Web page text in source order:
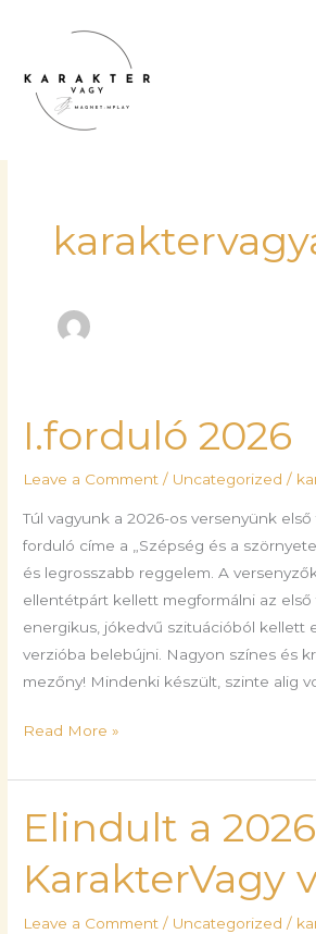
I.forduló 2026
Leave a Comment / Uncategorized /
Túl vagyunk a 2026-os versenyünk első
forduló címe a „Szépség és a
és legrosszabb reggelem. A
ellentétpárt kellett megformálni az
energikus, jókedvű szituációból kellett
verzióba belebújni. Nagyon színes és
mezőny! Mindenki készült, szinte alig
I.forduló
2026
Read More »
Elindult a
KarakterVagy
Leave a Comment / Uncategorized /
Elindult
a
2026-
os
KarakterVagy